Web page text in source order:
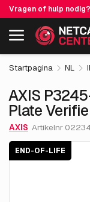
Vragen of hulp
Inclusief EOL-
AXIS
Startpagina NL
AXIS
Plate
AXIS Artikelnr
END-OF-LIFE